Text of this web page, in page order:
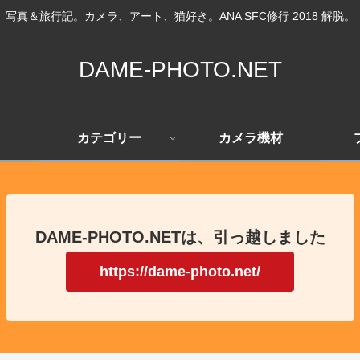
写真＆旅行記。カメラ、アート、猫好き。ANA SFC修行 2018 解脱。
DAME-PHOTO.NET
カテゴリー カメラ機材
DAME-PHOTO.NETは、引っ越しました
https://dame-photo.net/